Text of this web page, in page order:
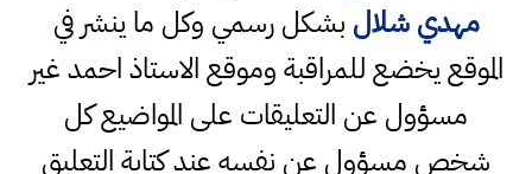
مهدي شلال بشكل رسمي وكل ما ينشر في
الموقع يخضع للمراقبة وموقع الاستاذ احمد غير
مسؤول عن التعليقات على المواضيع كل
شخص مسؤول عن نفسه عند كتابة التعليق